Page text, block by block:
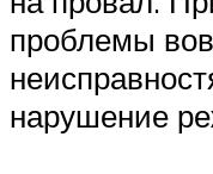
проблемы
нарушение